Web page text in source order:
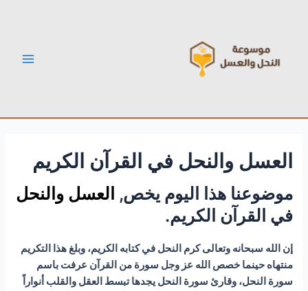
العسل والنحل في القرآن الكريم
موضوعنا هذا اليوم يخص, العسل والنحل
في القرآن الكريم.
إن الله سبحانه وتعالى كرم النحل في كتابه الكريم، وبلغ هذا التكريم
منتهاه حينما خصص الله عز وجل سورة من القرآن عرفت باسم
سورة النحل، وقارئ سورة النحل يجدها تبسط العقل والقلب أنواراً